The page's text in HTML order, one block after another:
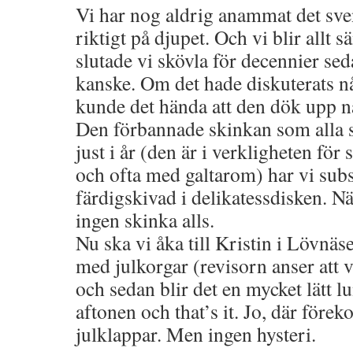
Vi har nog aldrig anammat det
riktigt på djupet. Och vi blir allt
slutade vi skövla för decennier
kanske. Om det hade diskuterats
kunde det hända att den dök upp
Den förbannade skinkan som alla
just i år (den är i verkligheten för
och ofta med galtarom) har vi
färdigskivad i delikatessdisken.
ingen skinka alls.
Nu ska vi åka till Kristin i
med julkorgar (revisorn anser att
och sedan blir det en mycket lätt
aftonen och that’s it. Jo, där
julklappar. Men ingen hysteri.